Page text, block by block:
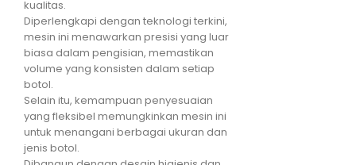
kualitas.
Diperlengkapi dengan teknologi terkini,
mesin ini menawarkan presisi yang luar
biasa dalam pengisian, memastikan
volume yang konsisten dalam setiap
botol.
Selain itu, kemampuan penyesuaian
yang fleksibel memungkinkan mesin ini
untuk menangani berbagai ukuran dan
jenis botol.